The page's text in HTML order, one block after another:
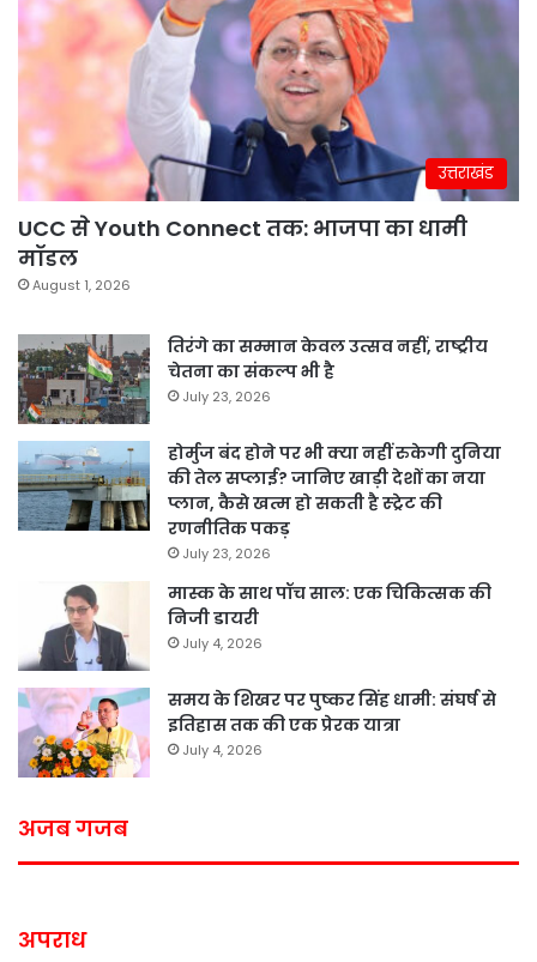
उत्तराखंड
UCC से Youth Connect तक: भाजपा का धामी
मॉडल
August 1, 2026
तिरंगे का सम्मान केवल उत्सव नहीं, राष्ट्रीय
चेतना का संकल्प भी है
July 23, 2026
होर्मुज बंद होने पर भी क्या नहीं रुकेगी दुनिया
की तेल सप्लाई? जानिए खाड़ी देशों का नया
प्लान, कैसे खत्म हो सकती है स्ट्रेट की
रणनीतिक पकड़
July 23, 2026
मास्क के साथ पॉच साल: एक चिकित्सक की
निजी डायरी
July 4, 2026
समय के शिखर पर पुष्कर सिंह धामी: संघर्ष से
इतिहास तक की एक प्रेरक यात्रा
July 4, 2026
अजब गजब
अपराध